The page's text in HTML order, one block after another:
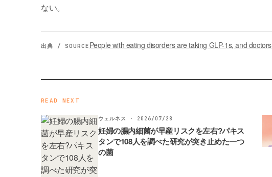
ない。
出典 / SOURCE People with eating disorders are taking GLP-1s, and
READ NEXT
ウェルネス · 2026/07/28
妊婦の腸内細菌が早産リスクを左右?パキス
タンで108人を調べた研究が突き止めた一つ
の菌